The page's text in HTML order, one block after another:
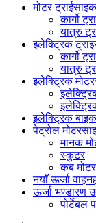
मोटर
कार्गो
यात्रु
इलेक्ट्रिक
कार्गो
यात्रु
इलेक्ट्रिक
इलेक्ट्रिक
पेट्रोल
मानक
स्कुटर
कब
नयाँ ऊर्जा
ऊर्जा भण्डारण
पोर्टेबल